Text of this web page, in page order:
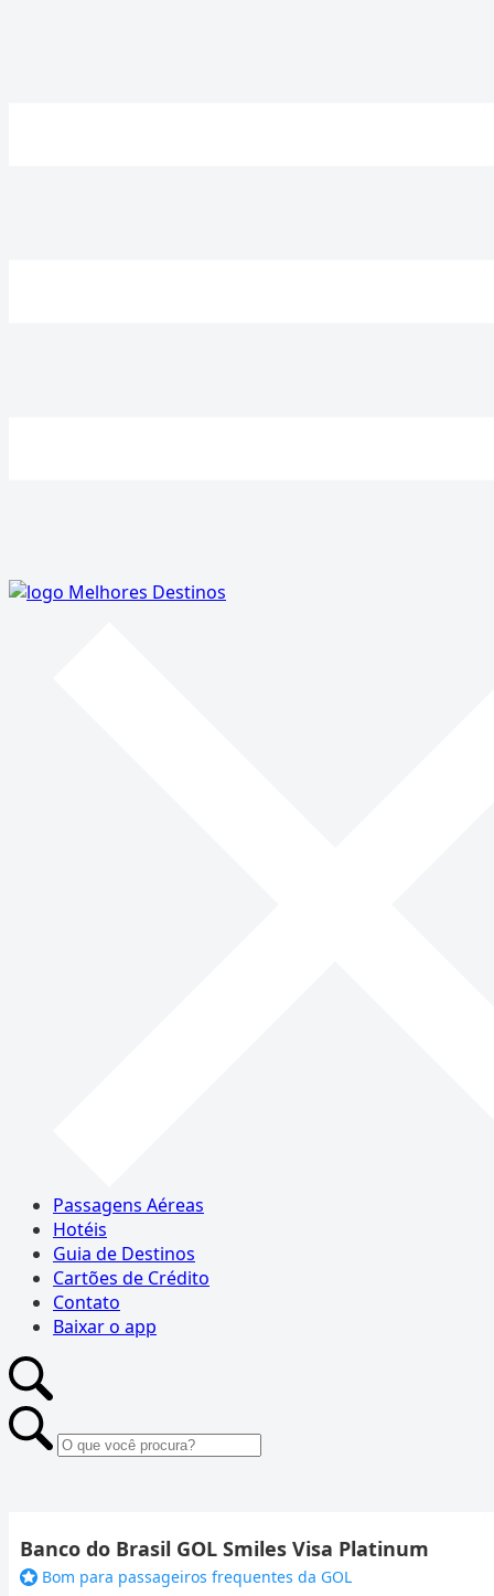
Passagens Aéreas
Hotéis
Guia de Destinos
Cartões de Crédito
Contato
Baixar o app
Banco do Brasil GOL Smiles Visa Platinum
Bom para passageiros frequentes da GOL